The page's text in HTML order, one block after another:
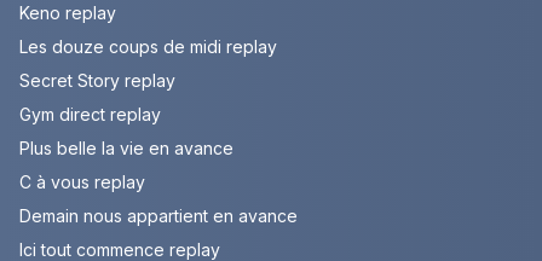
Keno replay
Les douze coups de midi replay
Secret Story replay
Gym direct replay
Plus belle la vie en avance
C à vous replay
Demain nous appartient en avance
Ici tout commence replay